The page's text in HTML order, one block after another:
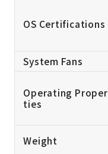
OS Certifications
System Fans
Operating Proper
ties
Weight